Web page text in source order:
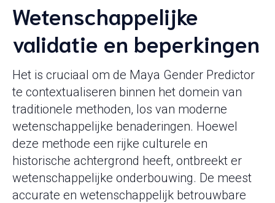
Wetenschappelijke
validatie en beperkingen
Het is cruciaal om de Maya Gender Predictor
te contextualiseren binnen het domein van
traditionele methoden, los van moderne
wetenschappelijke benaderingen. Hoewel
deze methode een rijke culturele en
historische achtergrond heeft, ontbreekt er
wetenschappelijke onderbouwing. De meest
accurate en wetenschappelijk betrouwbare